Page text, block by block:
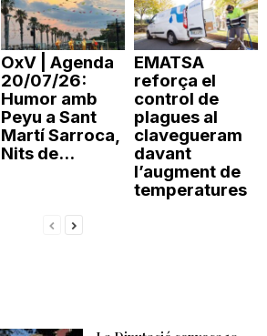
OxV | Agenda
20/07/26:
Humor amb
Peyu a Sant
Martí Sarroca,
Nits de...
EMATSA
reforça el
control de
plagues al
clavegueram
davant
l’augment de
temperatures